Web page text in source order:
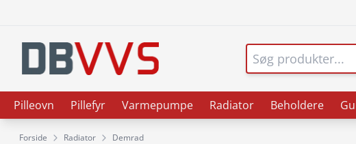
Pilleovn Pillefyr Varmepumpe Radiator Beholdere
Forside Radiator Demrad